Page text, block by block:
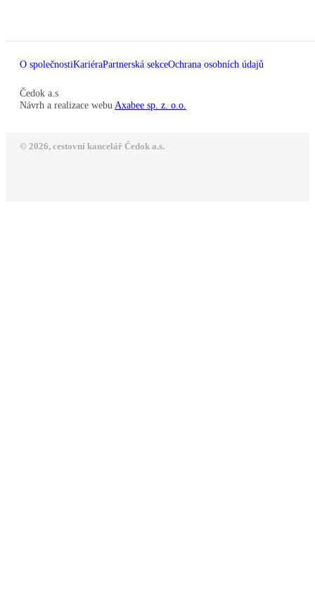
O společnostiKariéraPartnerská sekceOchrana osobních údajů
Čedok a.s
Návrh a realizace webu Axabee sp. z. o.o.
© 2026, cestovní kancelář Čedok a.s.